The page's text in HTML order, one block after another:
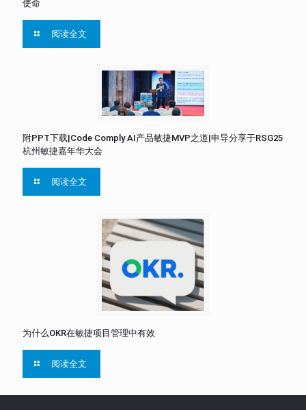
使命
阅读全文
附PPT下载|Code Comply AI产品敏捷MVP之道|申导分享于RSG25
杭州敏捷嘉年华大会
阅读全文
为什么OKR在敏捷项目管理中有效
阅读全文